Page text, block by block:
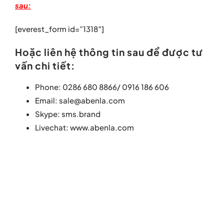
sau:
[everest_form id=”1318″]
Hoặc liên hệ thông tin sau để được tư
vấn chi tiết:
Phone: 0286 680 8866/ 0916 186 606
Email: sale@abenla.com
Skype: sms.brand
Livechat: www.abenla.com